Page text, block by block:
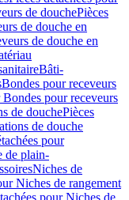
de douchePièces
de douche en
de douche en
Bâti-
Bondes pour receveurs
Bondes pour receveurs
de douchePièces
de douche
pour
de plain-
Niches de
Niches de rangement
pour Niches de